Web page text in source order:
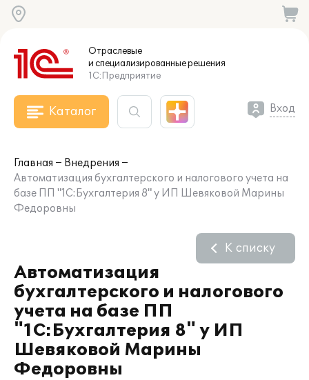
Отраслевые
и специализированныерешения
1С:Предприятие
Каталог Вход
Главная
Внедрения
Автоматизация бухгалтерского и налогового учета на
базе ПП "1С:Бухгалтерия 8" у ИП Шевяковой Марины
Федоровны
Автоматизация
бухгалтерского и налогового
учета на базе ПП
"1С:Бухгалтерия 8" у ИП
Шевяковой Марины
Федоровны
К списку